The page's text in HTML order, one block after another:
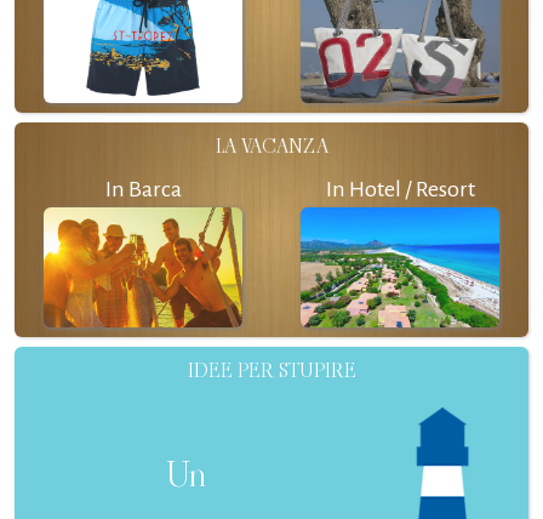
LA VACANZA
In Barca In Hotel / Resort
IDEE PER STUPIRE
Un